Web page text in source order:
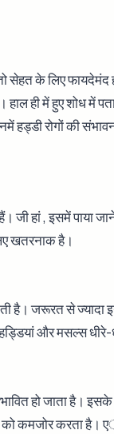
के लिए फायदेमंद
ही में हुए शोध में
रोगों की
जी हां , इसमें पाया
खतरनाक है।
है। जरूरत से ज्यादा
और मसल्स
हो जाता है।
को कमजोर करता है।